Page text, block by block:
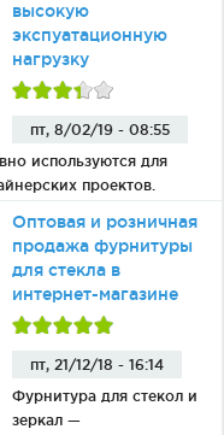
высокую
экспуатационную
нагрузку
пт, 8/02/19 - 08:55
используются для
проектов.
Оптовая и розничная
продажа фурнитуры
для стекла в
интернет-магазине
пт, 21/12/18 - 16:14
Фурнитура для стекол и
зеркал —